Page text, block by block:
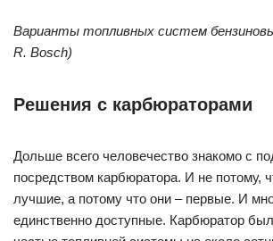
Варианты топливных систем
R. Bosch)
Решения с карбюраторами
Дольше всего человечество знакомо с
посредством карбюратора. И не потому,
лучшие, а потому что они – первые. И
единственно доступные. Карбюратор